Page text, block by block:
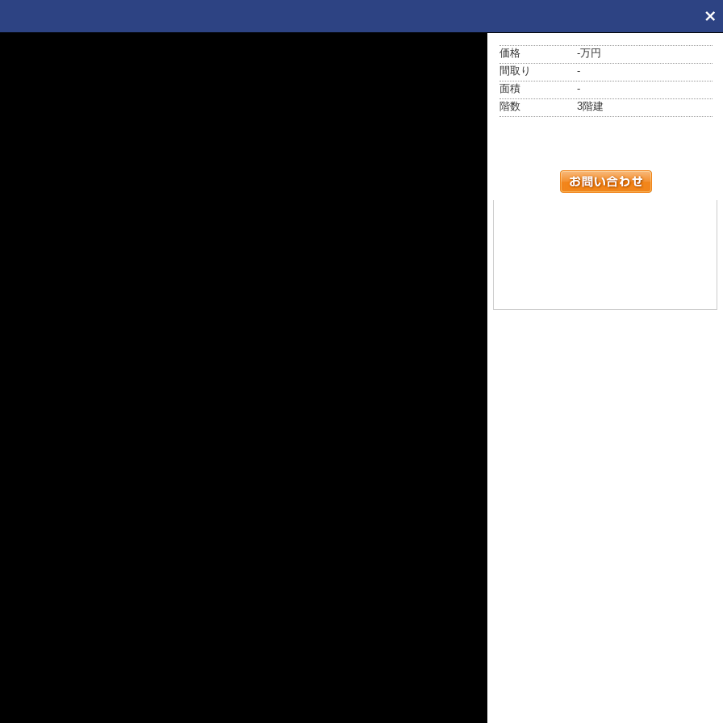
価格
-万円
間取り
-
面積
-
階数
3階建